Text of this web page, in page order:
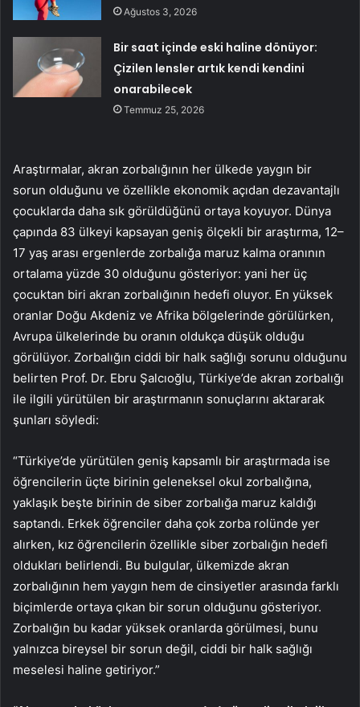
Ağustos 3, 2026
Bir saat içinde eski haline dönüyor:
Çizilen lensler artık kendi kendini
onarabilecek
Temmuz 25, 2026
Araştırmalar, akran zorbalığının her ülkede yaygın bir
sorun olduğunu ve özellikle ekonomik açıdan dezavantajlı
çocuklarda daha sık görüldüğünü ortaya koyuyor. Dünya
çapında 83 ülkeyi kapsayan geniş ölçekli bir araştırma, 12–
17 yaş arası ergenlerde zorbalığa maruz kalma oranının
ortalama yüzde 30 olduğunu gösteriyor: yani her üç
çocuktan biri akran zorbalığının hedefi oluyor. En yüksek
oranlar Doğu Akdeniz ve Afrika bölgelerinde görülürken,
Avrupa ülkelerinde bu oranın oldukça düşük olduğu
görülüyor. Zorbalığın ciddi bir halk sağlığı sorunu olduğunu
belirten Prof. Dr. Ebru Şalcıoğlu, Türkiye’de akran zorbalığı
ile ilgili yürütülen bir araştırmanın sonuçlarını aktararak
şunları söyledi:
“Türkiye’de yürütülen geniş kapsamlı bir araştırmada ise
öğrencilerin üçte birinin geleneksel okul zorbalığına,
yaklaşık beşte birinin de siber zorbalığa maruz kaldığı
saptandı. Erkek öğrenciler daha çok zorba rolünde yer
alırken, kız öğrencilerin özellikle siber zorbalığın hedefi
oldukları belirlendi. Bu bulgular, ülkemizde akran
zorbalığının hem yaygın hem de cinsiyetler arasında farklı
biçimlerde ortaya çıkan bir sorun olduğunu gösteriyor.
Zorbalığın bu kadar yüksek oranlarda görülmesi, bunu
yalnızca bireysel bir sorun değil, ciddi bir halk sağlığı
meselesi haline getiriyor.”